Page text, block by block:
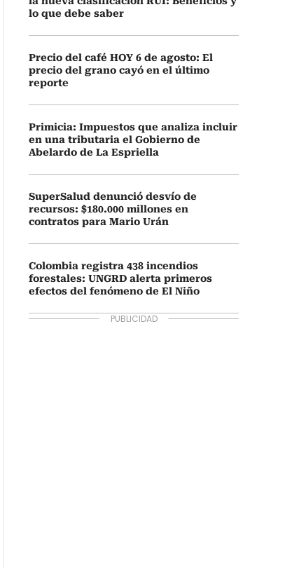
lo que debe saber
Precio del café HOY 6 de agosto: El
precio del grano cayó en el último
reporte
Primicia: Impuestos que analiza incluir
en una tributaria el Gobierno de
Abelardo de La Espriella
SuperSalud denunció desvío de
recursos: $180.000 millones en
contratos para Mario Urán
Colombia registra 438 incendios
forestales: UNGRD alerta primeros
efectos del fenómeno de El Niño